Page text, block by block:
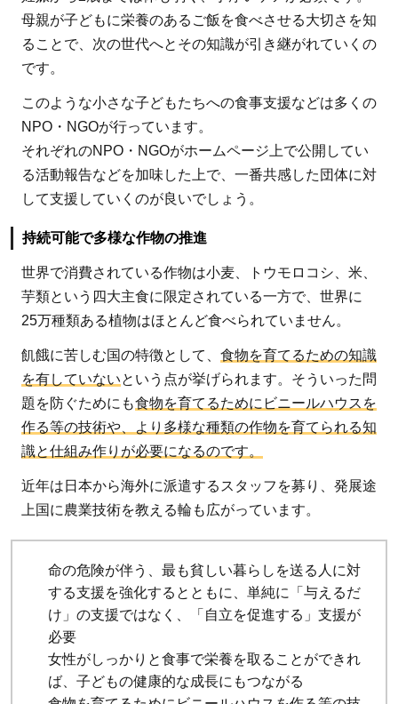
母親が子どもに栄養のあるご飯を食べさせる大切さを知
ることで、次の世代へとその知識が引き継がれていくの
です。
このような小さな子どもたちへの食事支援などは多くの
NPO・NGOが行っています。
それぞれのNPO・NGOがホームページ上で公開してい
る活動報告などを加味した上で、一番共感した団体に対
して支援していくのが良いでしょう。
持続可能で多様な作物の推進
世界で消費されている作物は小麦、トウモロコシ、米、
芋類という四大主食に限定されている一方で、世界に
25万種類ある植物はほとんど食べられていません。
飢餓に苦しむ国の特徴として、 食物を育てるための知識
を有していないという点が挙げられます。そういった問
題を防ぐためにも食物を育てるためにビニールハウスを
作る等の技術や、より多様な種類の作物を育てられる知
識と仕組み作りが必要になるのです。
近年は日本から海外に派遣するスタッフを募り、発展途
上国に農業技術を教える輪も広がっています。
命の危険が伴う、最も貧しい暮らしを送る人に対
する支援を強化するとともに、単純に「与えるだ
け」の支援ではなく、「自立を促進する」支援が
必要
女性がしっかりと食事で栄養を取ることができれ
ば、子どもの健康的な成長にもつながる